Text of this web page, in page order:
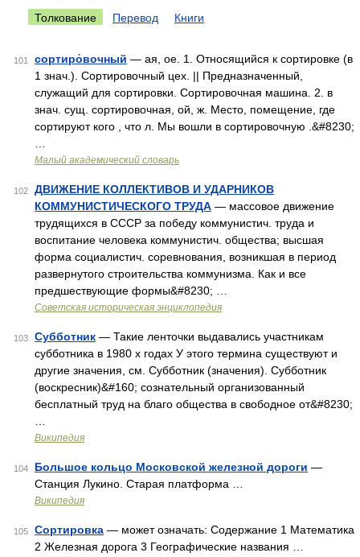
Толкование Перевод Книги
101 сортиро́вочный — ая, ое. 1. Относящийся к сортировке (в
1 знач.). Сортировочный цех. || Предназначенный,
служащий для сортировки. Сортировочная машина. 2. в
знач. сущ. сортировочная, ой, ж. Место, помещение, где
сортируют кого , что л. Мы вошли в сортировочную .&#8230;
Малый академический словарь
102
ДВИЖЕНИЕ КОЛЛЕКТИВОВ И УДАРНИКОВ
КОММУНИСТИЧЕСКОГО ТРУДА — массовое движение
трудящихся в СССР за победу коммунистич. труда и
воспитание человека коммунистич. общества; высшая
форма социалистич. соревнования, возникшая в период
развернутого строительства коммунизма. Как и все
предшествующие формы&#8230; …
Советская историческая энциклопедия
103 Субботник — Такие ленточки выдавались участникам
субботника в 1980 х годах У этого термина существуют и
другие значения, см. Субботник (значения). Субботник
(воскресник)&#160; сознательный организованный
бесплатный труд на благо общества в свободное от&#8230;
Википедия
104 Большое кольцо Московской железной дороги —
Станция Лукино. Старая платформа …
Википедия
105 Сортировка — может означать: Содержание 1 Математика
2 Железная дорога 3 Географические названия …